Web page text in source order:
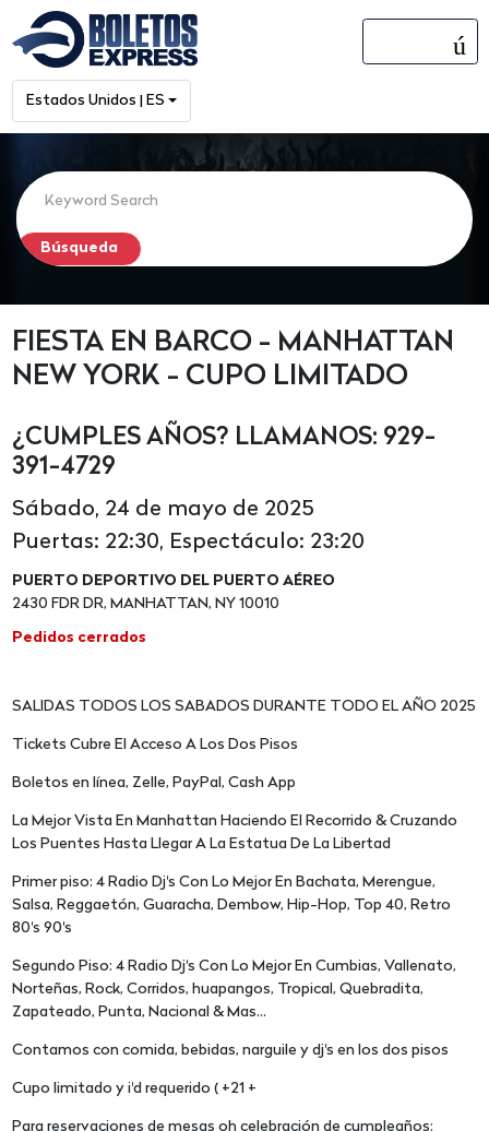
menú
Estados Unidos | ES
FIESTA EN BARCO - MANHATTAN
NEW YORK - CUPO LIMITADO
¿CUMPLES AÑOS? LLAMANOS: 929-
391-4729
Sábado, 24 de mayo de 2025
Puertas: 22:30, Espectáculo: 23:20
PUERTO DEPORTIVO DEL PUERTO AÉREO
2430 FDR DR, MANHATTAN, NY 10010
Pedidos cerrados
SALIDAS TODOS LOS SABADOS DURANTE TODO EL AÑO 2025
Tickets Cubre El Acceso A Los Dos Pisos
Boletos en línea, Zelle, PayPal, Cash App
La Mejor Vista En Manhattan Haciendo El Recorrido & Cruzando
Los Puentes Hasta Llegar A La Estatua De La Libertad
Primer piso: 4 Radio Dj's Con Lo Mejor En Bachata, Merengue,
Salsa, Reggaetón, Guaracha, Dembow, Hip-Hop, Top 40, Retro
80's 90's
Segundo Piso: 4 Radio Dj's Con Lo Mejor En Cumbias, Vallenato,
Norteñas, Rock, Corridos, huapangos, Tropical, Quebradita,
Zapateado, Punta, Nacional & Mas...
Contamos con comida, bebidas, narguile y dj's en los dos pisos
Cupo limitado y i'd requerido ( +21 +
Para reservaciones de mesas oh celebración de cumpleaños: